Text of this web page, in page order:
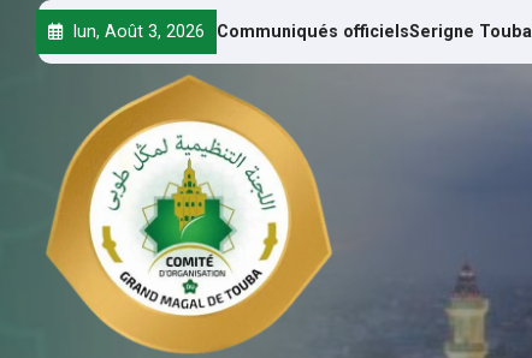
lun, Août 3, 2026 Communiqués officielsSerigne Touba